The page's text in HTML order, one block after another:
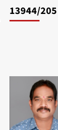
13944/205